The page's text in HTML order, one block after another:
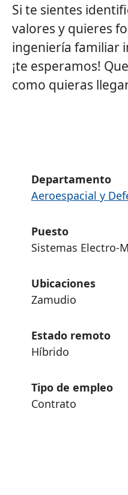
Si te sientes
valores y quieres
ingeniería familiar
¡te esperamos!
como quieras
Departamento
Aeroespacial y
Puesto
Sistemas Electro-
Ubicaciones
Zamudio
Estado remoto
Híbrido
Tipo de empleo
Contrato